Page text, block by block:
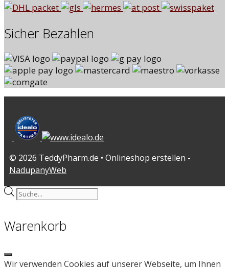
Sicher Bezahlen
© 2026 TeddyPharm.de • Onlineshop erstellen -
NadupanyWeb
Products
search
Warenkorb
Close
Wir verwenden Cookies auf unserer Webseite, um Ihnen